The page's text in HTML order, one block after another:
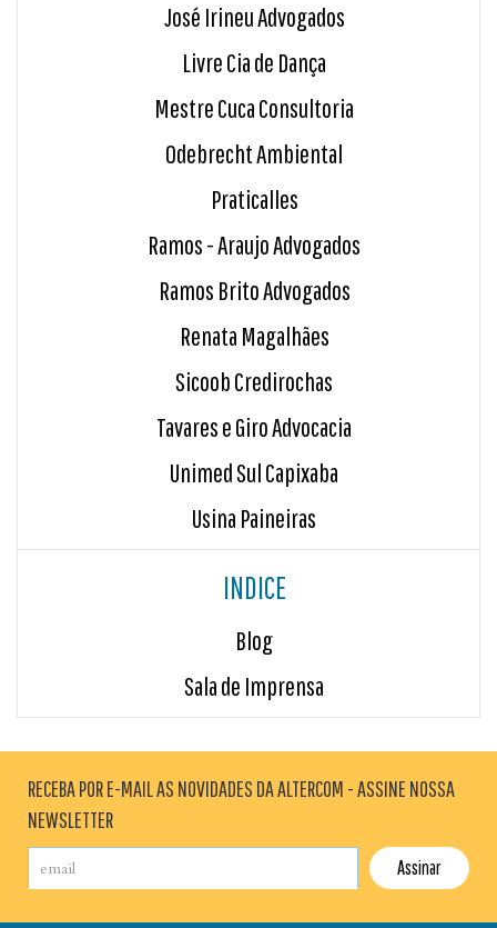
José Irineu Advogados
Livre Cia de Dança
Mestre Cuca Consultoria
Odebrecht Ambiental
Praticalles
Ramos - Araujo Advogados
Ramos Brito Advogados
Renata Magalhães
Sicoob Credirochas
Tavares e Giro Advocacia
Unimed Sul Capixaba
Usina Paineiras
INDICE
Blog
Sala de Imprensa
RECEBA POR E-MAIL AS NOVIDADES DA ALTERCOM - ASSINE NOSSA
NEWSLETTER